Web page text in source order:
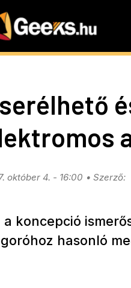
október 4. - 16:00
a koncepció
hasonló